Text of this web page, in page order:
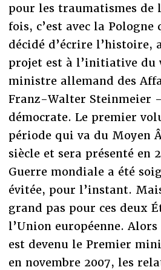
pour les traumatismes de
fois, c’est avec la Pologne
décidé d’écrire l’histoire,
projet est à l’initiative du
ministre allemand des
Franz-Walter Steinmeier -
démocrate. Le premier
période qui va du Moyen
siècle et sera présenté en
Guerre mondiale a été
évitée, pour l’instant.
grand pas pour ces deux
l’Union européenne.
est devenu le Premier
en novembre 2007, les